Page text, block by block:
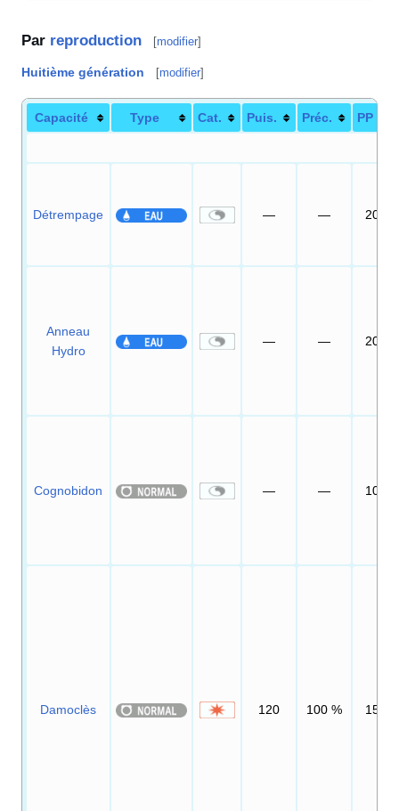
Par reproduction [modifier]
Huitième génération [modifier]
Capacité Type Cat. Puis. Préc. PP
Détrempage — — 20
Anneau
Hydro
— — 20
Cognobidon — — 10
Damoclès 120 100 % 15